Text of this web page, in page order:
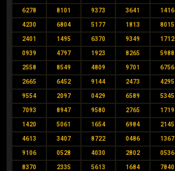
6278 8101 9373 3641 1416
4230 6804 5177 1813 8015
2401 1495 6370 9349 1712
0939 4797 1923 8265 5988
2558 8549 4809 9701 6756
2665 6452 9144 2473 4295
9554 2097 0429 6589 5345
7093 8947 9580 2765 1719
1420 5061 1654 6984 2145
4613 3407 8722 0486 1367
9106 0528 4030 2802 0536
8370 2335 5613 1684 7840